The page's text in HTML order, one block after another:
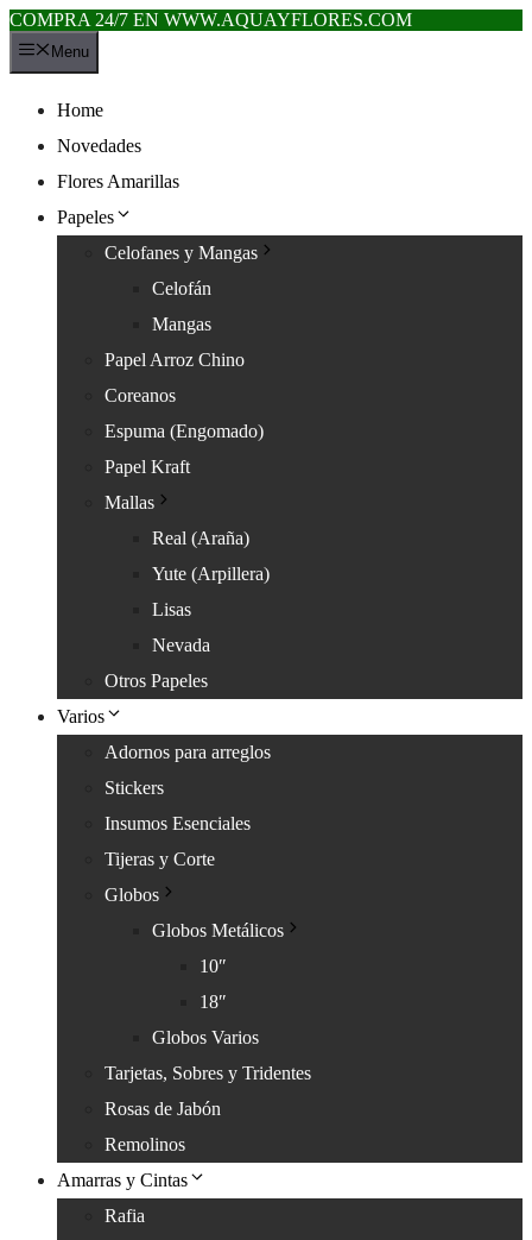
COMPRA 24/7 EN WWW.AQUAYFLORES.COM
Saltar
al
Menu
Home
Novedades
Flores Amarillas
Papeles
Celofanes y Mangas
Celofán
Mangas
Papel Arroz Chino
Coreanos
Espuma (Engomado)
Papel Kraft
Mallas
Real (Araña)
Yute (Arpillera)
Lisas
Nevada
Otros Papeles
Varios
Adornos para arreglos
Stickers
Insumos Esenciales
Tijeras y Corte
Globos
Globos Metálicos
10″
18″
Globos Varios
Tarjetas, Sobres y Tridentes
Rosas de Jabón
Remolinos
Amarras y Cintas
Rafia